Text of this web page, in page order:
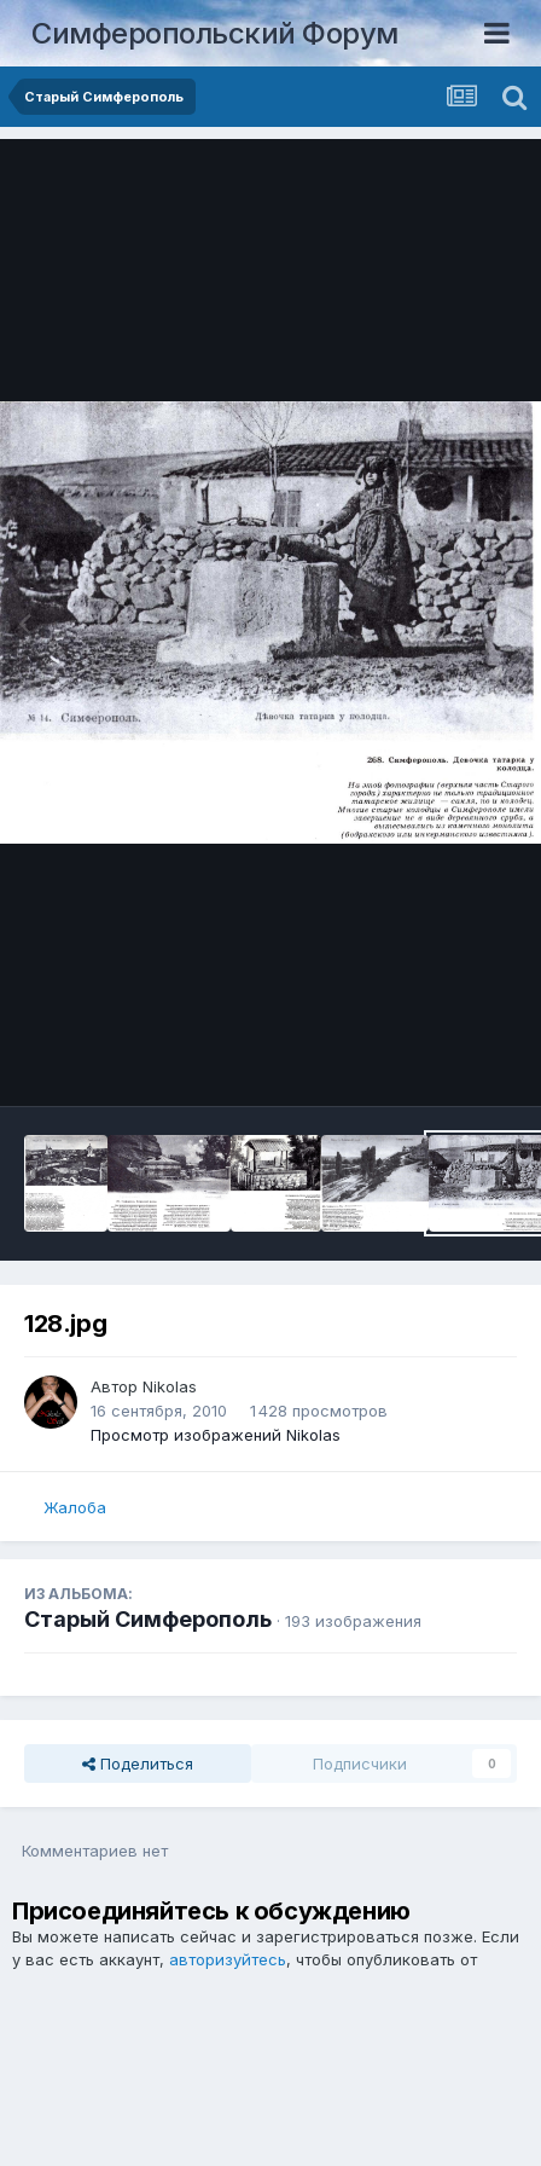
Симферопольский Форум
Старый Симферополь
128.jpg
Автор Nikolas
16 сентября, 2010
1 428 просмотров
Просмотр изображений Nikolas
Жалоба
ИЗ АЛЬБОМА:
Старый Симферополь · 193 изображения
Поделиться Подписчики 0
Комментариев нет
Присоединяйтесь к обсуждению
Вы можете написать сейчас и зарегистрироваться позже. Если
у вас есть аккаунт, авторизуйтесь, чтобы опубликовать от